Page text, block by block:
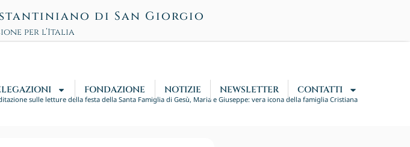
di San Giorgio
per l’Italia
FONDAZIONE NOTIZIE NEWSLETTER CONTATTI
sulle letture della festa della Santa Famiglia di Gesù, Maria e Giuseppe: vera icona della famiglia Cristiana